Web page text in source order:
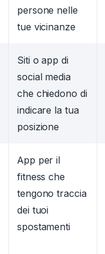
persone nelle
tue vicinanze
Siti o app di
social media
che chiedono di
indicare la tua
posizione
App per il
fitness che
tengono traccia
dei tuoi
spostamenti